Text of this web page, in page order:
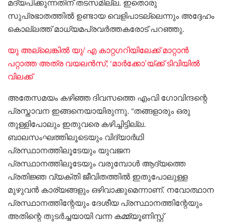
സുപ്രഭാതത്തിൽ ഉണ്ടായ വെളിപാടല്ലെന്നും അദ്ദേഹം
കൊല്ലത്ത് മാധ്യമപ്രവർത്തകരോട് പറഞ്ഞു.
യു അല്ലെങ്കില്‍ യു/ എ കാറ്റഗറിയിലേക്ക് മാറ്റാൻ
പറ്റാത്ത അത്ര വയലൻസ്; ‘മാര്‍ക്കോ’യ്ക്ക് ടിവിയില്‍
വിലക്ക്
അതേസമയം കഴിഞ്ഞ ദിവസത്തെ എംവി ​ഗോവിന്ദന്റെ
പ്രസ്താവന ഇങ്ങനെയായിരുന്നു. “തങ്ങളാരും ഒരു
തുള്ളിപോലും ഇതുവരെ കഴിച്ചിട്ടില്ല.
ബാലസംഘത്തിലൂടെയും വിദ്യാർഥി
പ്രസ്ഥാനത്തിലൂടേയും യുവജന
പ്രസ്ഥാനത്തിലൂടേയും വരുമ്പോൾ ആദ്യത്തെ
പ്രതിജ്ഞ വ്യക്തി ജീവിതത്തിൽ ഇതുപോലുള്ള
മുഴുവൻ കാര്യങ്ങളും ഒഴിവാക്കുമെന്നാണ്. നവോത്ഥാന
പ്രസ്ഥാനത്തിന്റേയും ദേശീയ പ്രസ്ഥാനത്തിന്റേയും
അതിന്റെ തുടർച്ചയായി വന്ന കമ്മ്യൂണിസ്റ്റ്